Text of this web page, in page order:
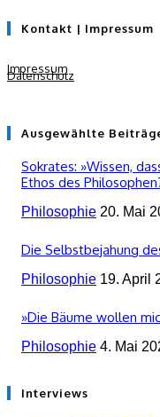
Kontakt | Impressum
Impressum
Datenschutz
Ausgewählte
Sokrates: »Wissen,
Ethos des
Philosophie 20. Mai
Die Selbstbejahung
Philosophie 19. April
»Die Bäume wollen
Philosophie 4. Mai
Interviews